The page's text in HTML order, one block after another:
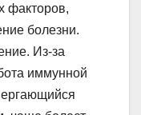
факторов,
болезни.
Из-за
иммунной